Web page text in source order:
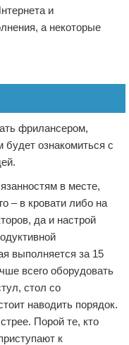
и
а некоторые
фрилансером,
будет ознакомиться с
в месте,
– в кровати либо на
да и настрой
выполняется за 15
всего оборудовать
стол со
наводить порядок.
Порой те, кто
к